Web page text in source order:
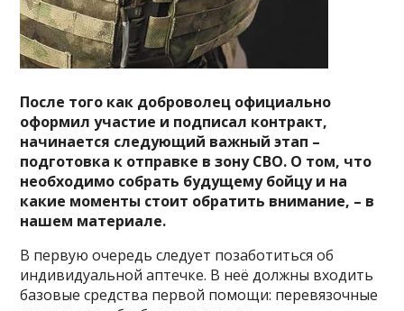
После того как доброволец официально
оформил участие и подписал контракт,
начинается следующий важный этап –
подготовка к отправке в зону СВО. О том, что
необходимо собрать будущему бойцу и на
какие моменты стоит обратить внимание, – в
нашем материале.
В первую очередь следует позаботиться об
индивидуальной аптечке. В неё должны входить
базовые средства первой помощи: перевязочные